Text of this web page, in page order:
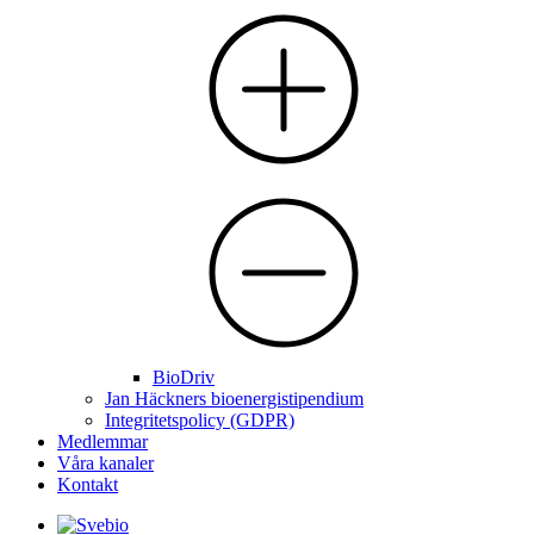
BioDriv
Jan Häckners bioenergistipendium
Integritetspolicy (GDPR)
Medlemmar
Våra kanaler
Kontakt